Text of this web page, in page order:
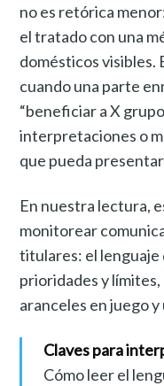
no es retórica
el tratado con una
domésticos visibles.
cuando una parte
“beneficiar a X
interpretaciones o
que pueda
En nuestra lectura,
monitorear
titulares: el lenguaje
prioridades y
aranceles en juego
Claves para
Cómo leer el